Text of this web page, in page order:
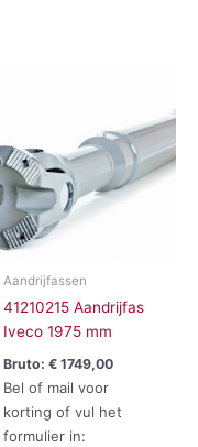
Aandrijfassen
41210215 Aandrijfas
Iveco 1975 mm
Bruto: €1749,00
Bel of mail voor
korting of vul het
formulier in: